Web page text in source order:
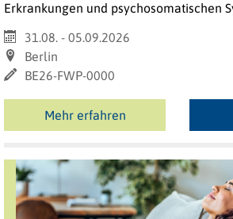
Erkrankungen und psychosomatischen
31.08. - 05.09.2026
Berlin
BE26-FWP-0000
Mehr erfahren